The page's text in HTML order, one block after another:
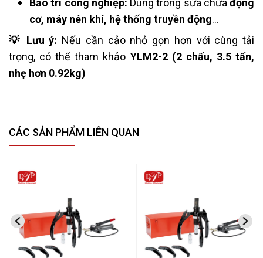
Bảo trì công nghiệp: Dùng trong sửa chữa động
cơ, máy nén khí, hệ thống truyền động…
💡 Lưu ý: Nếu cần cảo nhỏ gọn hơn với cùng tải
trọng, có thể tham khảo YLM2-2 (2 chấu, 3.5 tấn,
nhẹ hơn 0.92kg)
CÁC SẢN PHẨM LIÊN QUAN